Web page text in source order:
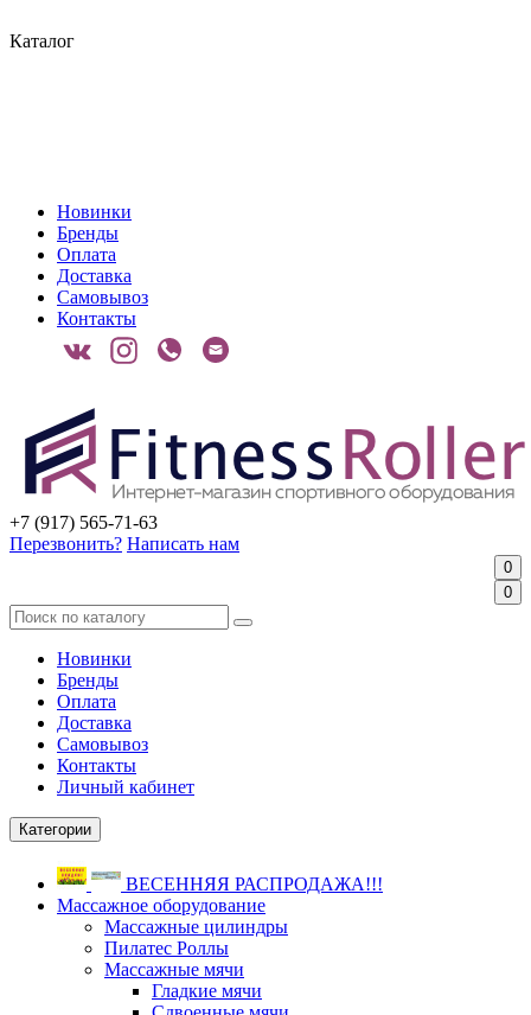
Каталог
Новинки
Бренды
Оплата
Доставка
Самовывоз
Контакты
+7 (917) 565-71-63
Перезвонить? Написать нам
0
0
Новинки
Бренды
Оплата
Доставка
Самовывоз
Контакты
Личный кабинет
Категории
ВЕСЕННЯЯ РАСПРОДАЖА!!!
Массажное оборудование
Массажные цилиндры
Пилатес Роллы
Массажные мячи
Гладкие мячи